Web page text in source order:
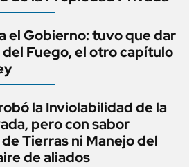
el Gobierno: tuvo que dar
Fuego, el otro capítulo
la Inviolabilidad de la
pero con sabor
Tierras ni Manejo del
de aliados